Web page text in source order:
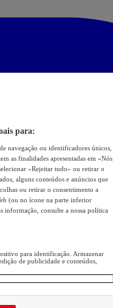
para:
navegação ou identificadores únicos,
as finalidades apresentadas em «Nós
«Rejeitar tudo» ou retirar o
alguns conteúdos e anúncios que
ou retirar o consentimento a
(ou no ícone na parte inferior
informação, consulte a nossa política
para identificação. Armazenar
de publicidade e conteúdos,